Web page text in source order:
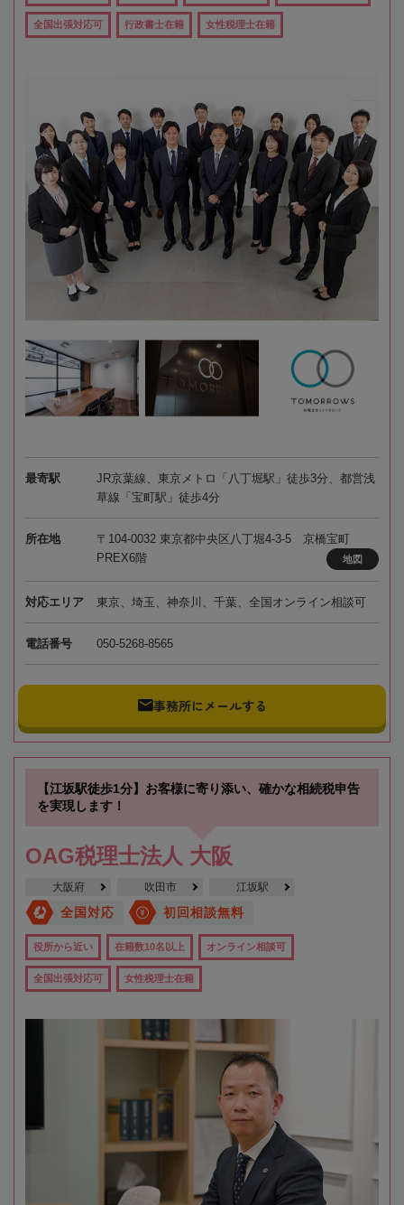
全国出張対応可 行政書士在籍 女性税理士在籍
最寄駅
JR京葉線、東京メトロ「八丁堀駅」徒歩3分、都営浅
草線「宝町駅」徒歩4分
所在地
〒104-0032 東京都中央区八丁堀4-3-5 京橋宝町
PREX6階
地図
対応エリア 東京、埼玉、神奈川、千葉、全国オンライン相談可
電話番号 050-5268-8565
事務所にメールする
【江坂駅徒歩1分】お客様に寄り添い、確かな相続税申告
を実現します！
OAG税理士法人 大阪
大阪府 吹田市 江坂駅
全国対応 初回相談無料
役所から近い 在籍数10名以上 オンライン相談可
全国出張対応可 女性税理士在籍